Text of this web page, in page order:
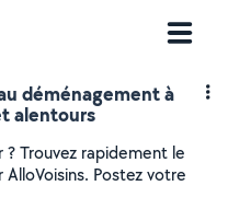
déménagement à
alentours
Trouvez rapidement le
Postez votre